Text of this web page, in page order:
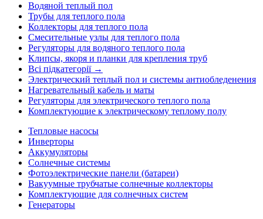
Водяной теплый пол
Трубы для теплого пола
Коллекторы для теплого пола
Смесительные узлы для теплого пола
Регуляторы для водяного теплого пола
Клипсы, якоря и планки для крепления труб
Всі підкатегорії →
Электрический теплый пол и системы антиобледенения
Нагревательный кабель и маты
Регуляторы для электрического теплого пола
Комплектующие к электрическому теплому полу
Тепловые насосы
Инверторы
Аккумуляторы
Солнечные системы
Фотоэлектрические панели (батареи)
Вакуумные трубчатые солнечные коллекторы
Комплектующие для солнечных систем
Генераторы